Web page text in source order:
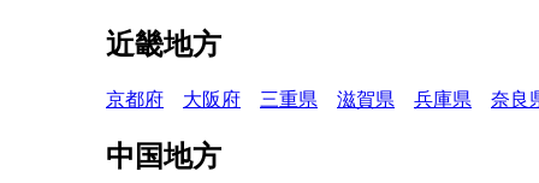
近畿地方
京都府 大阪府 三重県 滋賀県 兵庫県 奈良
中国地方